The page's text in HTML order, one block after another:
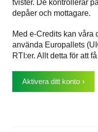
tvister. De kontrollerar
depåer och mottagare.
Med e-Credits kan våra
använda Europallets
RTI:er. Allt detta för att
Aktivera ditt konto